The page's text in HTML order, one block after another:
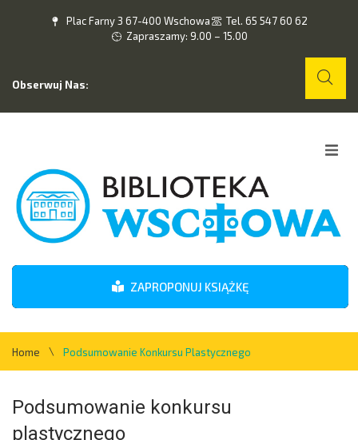
Plac Farny 3 67-400 Wschowa
Tel. 65 547 60 62
Zapraszamy: 9.00 – 15.00
Obserwuj Nas:
O nas
Wydarzenia
Kontakt
ZAPROPONUJ KSIĄŻKĘ
Home \ Podsumowanie Konkursu Plastycznego
Podsumowanie konkursu
plastycznego